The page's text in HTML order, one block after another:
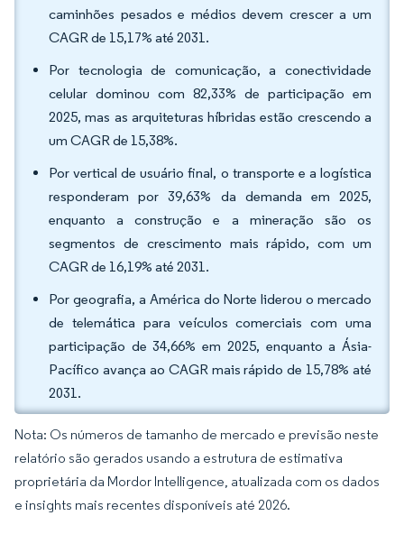
caminhões pesados e médios devem crescer a um
CAGR de 15,17% até 2031.
Por tecnologia de comunicação, a conectividade
celular dominou com 82,33% de participação em
2025, mas as arquiteturas híbridas estão crescendo a
um CAGR de 15,38%.
Por vertical de usuário final, o transporte e a logística
responderam por 39,63% da demanda em 2025,
enquanto a construção e a mineração são os
segmentos de crescimento mais rápido, com um
CAGR de 16,19% até 2031.
Por geografia, a América do Norte liderou o mercado
de telemática para veículos comerciais com uma
participação de 34,66% em 2025, enquanto a Ásia-
Pacífico avança ao CAGR mais rápido de 15,78% até
2031.
Nota: Os números de tamanho de mercado e previsão neste
relatório são gerados usando a estrutura de estimativa
proprietária da Mordor Intelligence, atualizada com os dados
e insights mais recentes disponíveis até 2026.